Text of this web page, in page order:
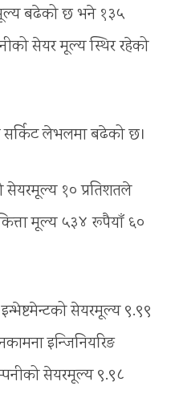
बढेको छ भने १३५
सेयर मूल्य स्थिर रहेको
लेभलमा बढेको छ।
सेयरमूल्य १० प्रतिशतले
मूल्य ५३४ रूपैयाँ ६०
सेयरमूल्य ९.९९
इन्जिनियरिङ
सेयरमूल्य ९.९८